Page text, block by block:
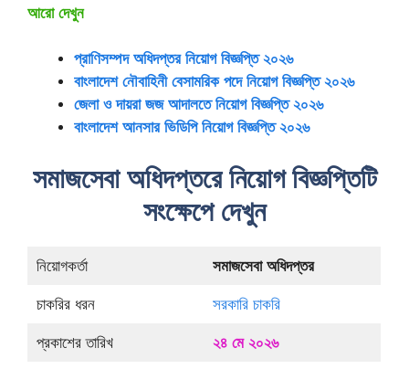
আরো দেখুন
প্রাণিসম্পদ অধিদপ্তর নিয়োগ বিজ্ঞপ্তি ২০২৬
বাংলাদেশ নৌবাহিনী বেসামরিক পদে নিয়োগ বিজ্ঞপ্তি ২০২৬
জেলা ও দায়রা জজ আদালতে নিয়োগ বিজ্ঞপ্তি ২০২৬
বাংলাদেশ আনসার ভিডিপি নিয়োগ বিজ্ঞপ্তি ২০২৬
সমাজসেবা অধিদপ্তরে নিয়োগ বিজ্ঞপ্তিটি
সংক্ষেপে দেখুন
নিয়োগকর্তা সমাজসেবা অধিদপ্তর
চাকরির ধরন সরকারি চাকরি
প্রকাশের তারিখ ২৪ মে ২০২৬